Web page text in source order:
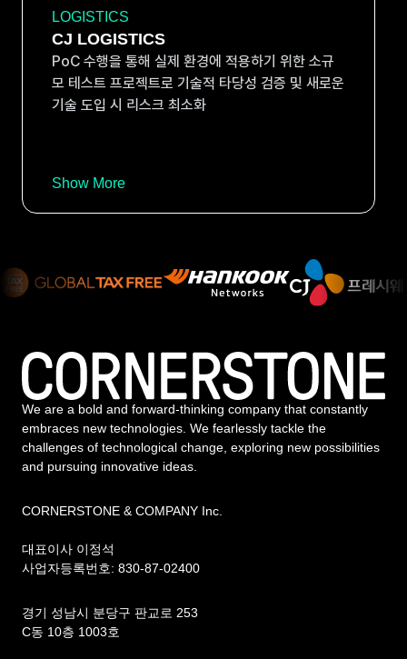
LOGISTICS
CJ LOGISTICS
PoC 수행을 통해 실제 환경에 적용하기 위한 소규
모 테스트 프로젝트로 기술적 타당성 검증 및 새로운
기술 도입 시 리스크 최소화
We are a bold and forward-thinking company that constantly
embraces new technologies. We fearlessly tackle the
challenges of technological change, exploring new possibilities
and pursuing innovative ideas.
CORNERSTONE & COMPANY Inc.
대표이사 이정석
사업자등록번호: 830-87-02400
경기 성남시 분당구 판교로 253
C동 10층 1003호